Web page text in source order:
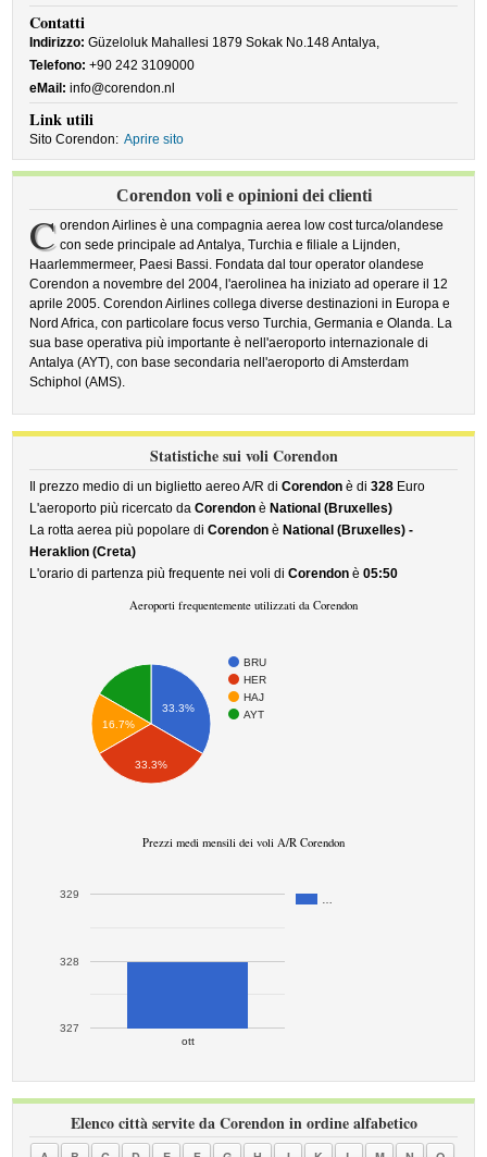
Contatti
Indirizzo: Güzeloluk Mahallesi 1879 Sokak No.148 Antalya,
Telefono: +90 242 3109000
eMail: info@corendon.nl
Link utili
Sito Corendon: Aprire sito
Corendon voli e opinioni dei clienti
C orendon Airlines è una compagnia aerea low cost turca/olandese
con sede principale ad Antalya, Turchia e filiale a Lijnden,
Haarlemmermeer, Paesi Bassi. Fondata dal tour operator olandese
Corendon a novembre del 2004, l'aerolinea ha iniziato ad operare il 12
aprile 2005. Corendon Airlines collega diverse destinazioni in Europa e
Nord Africa, con particolare focus verso Turchia, Germania e Olanda. La
sua base operativa più importante è nell'aeroporto internazionale di
Antalya (AYT), con base secondaria nell'aeroporto di Amsterdam
Schiphol (AMS).
Statistiche sui voli Corendon
Il prezzo medio di un biglietto aereo A/R diCorendon è di328 Euro
L'aeroporto più ricercato daCorendon è National (Bruxelles)
La rotta aerea più popolare diCorendon è National (Bruxelles) -
Heraklion (Creta)
L'orario di partenza più frequente nei voli diCorendon è05:50
Aeroporti frequentemente utilizzati da Corendon
BRU
HER
HAJ
AYT
33.3%
16.7%
33.3%
Prezzi medi mensili dei voli A/R Corendon
ott
327
328
329
Elenco città servite da Corendon in ordine alfabetico